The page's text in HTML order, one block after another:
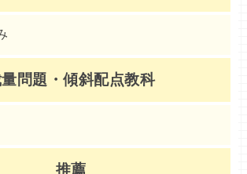
問題・傾斜配点教科
推薦